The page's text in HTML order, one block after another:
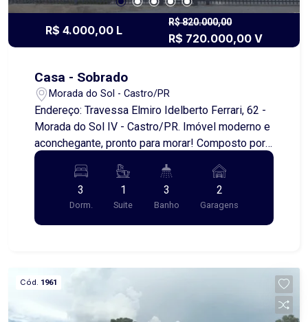
R$ 4.000,00 L
R$ 820.000,00
R$ 720.000,00 V
Casa - Sobrado
Morada do Sol - Castro/PR
Endereço: Travessa Elmiro Idelberto Ferrari, 62 -
Morada do Sol IV - Castro/PR. Imóvel moderno e
aconchegante, pronto para morar! Composto por:
- 3 quartos, sendo 1 suíte - Cozinha em conceito
aberto com acesso à área de serviço - Sala de
estar e jantar integradas - Lavabo - Garagem
coberta para 2 veículos Diferenciais e
acabamentos: - Lustres - Escada com granito -
praticidade e excelente localização! Entre em
contato e agende sua visita!
3
Dorm.
1
Suite
3
Banho
2
Garagens
Cód. 1961